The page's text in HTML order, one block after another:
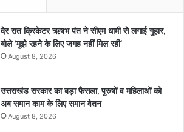
देर रात क्रिकेटर ऋषभ पंत ने सीएम धामी से लगाई गुहार,
बोले ‘मुझे रहने के लिए जगह नहीं मिल रही’
August 8, 2026
उत्तराखंड सरकार का बड़ा फैसला, पुरुषों व महिलाओं को
अब समान काम के लिए समान वेतन
August 8, 2026